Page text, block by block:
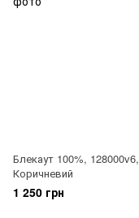
Блекаут 100%, 128000v6,
Коричневий
1 250 грн